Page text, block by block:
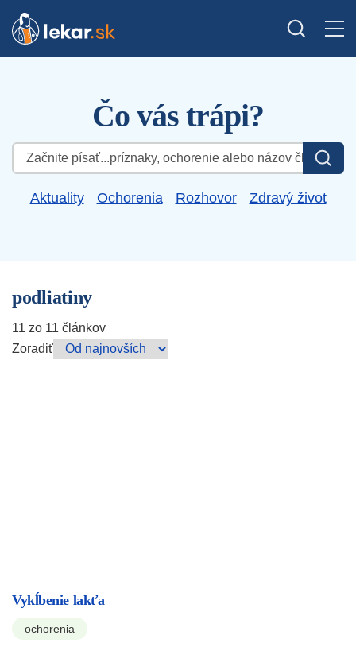
Čo vás trápi?
Hľadať:
Aktuality Ochorenia Rozhovor Zdravý život
podliatiny
11 zo 11 článkov
Zoradiť
Vykĺbenie lakťa
ochorenia